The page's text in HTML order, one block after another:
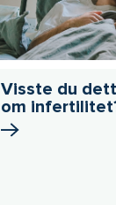
Visste du
om